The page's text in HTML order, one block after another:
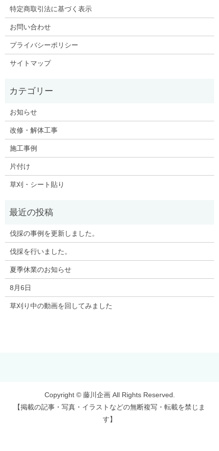
特定商取引法に基づく表示
お問い合わせ
プライバシーポリシー
サイトマップ
お知らせ
改修・解体工事
施工事例
片付け
草刈・シート貼り
伐採の事例を更新しました。
伐採を行いました。
夏季休業のお知らせ
8月6日
草刈り中の動画を回してみました
Copyright © 藤川企画 All Rights Reserved.
【掲載の記事・写真・イラストなどの無断複写・転載を禁じま
す】